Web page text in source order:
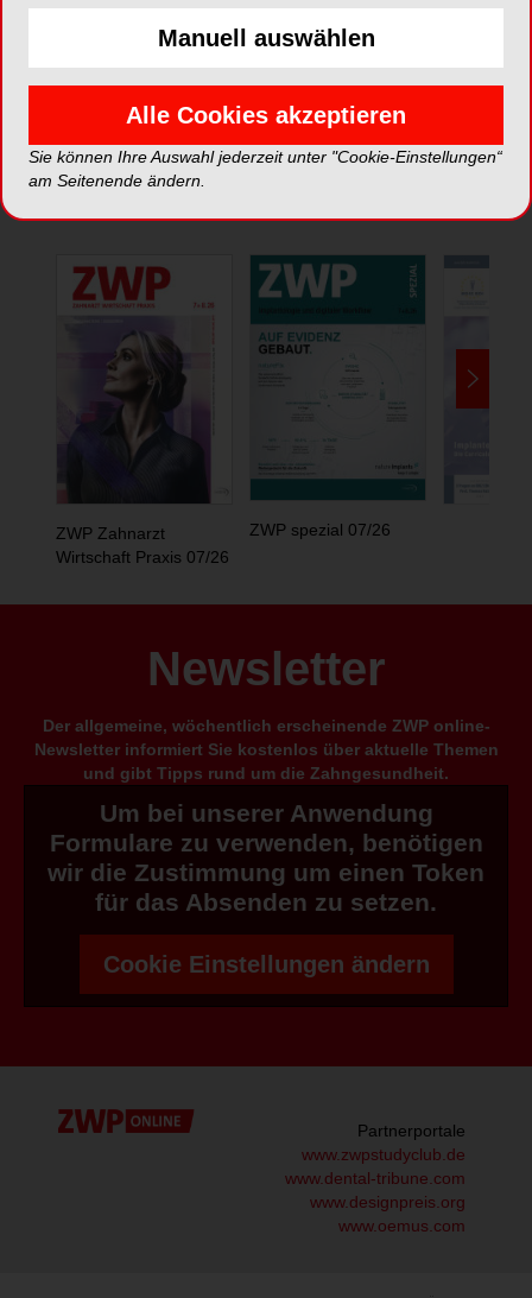
spiegeln nicht die Meinung der Redaktion wider.
ZWP Zahnarzt
Wirtschaft Praxis 07/26
ZWP spezial 07/26
Newsletter
Der allgemeine, wöchentlich erscheinende ZWP online-
Newsletter informiert Sie kostenlos über aktuelle Themen
und gibt Tipps rund um die Zahngesundheit.
Um bei unserer Anwendung
Formulare zu verwenden, benötigen
wir die Zustimmung um einen Token
für das Absenden zu setzen.
Cookie Einstellungen ändern
Partnerportale
www.zwpstudyclub.de
www.dental-tribune.com
www.designpreis.org
www.oemus.com
Manuell auswählen
Alle Cookies akzeptieren
Sie können Ihre Auswahl jederzeit unter "Cookie-Einstellungen“
am Seitenende ändern.